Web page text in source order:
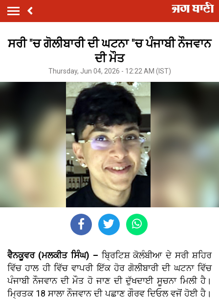
ਸਰੀ ''ਚ ਗੋਲੀਬਾਰੀ ਦੀ ਘਟਨਾ ''ਚ ਪੰਜਾਬੀ ਨੌਜਵਾਨ
ਦੀ ਮੌਤ
Thursday, Jun 04, 2026 - 12:22 AM (IST)
ਵੈਨਕੂਵਰ (ਮਲਕੀਤ ਸਿੰਘ) – ਬ੍ਰਿਟਿਸ਼ ਕੋਲੰਬੀਆ ਦੇ ਸਰੀ ਸ਼ਹਿਰ
ਵਿੱਚ ਹਾਲ ਹੀ ਵਿੱਚ ਵਾਪਰੀ ਇੱਕ ਹੋਰ ਗੋਲੀਬਾਰੀ ਦੀ ਘਟਨਾ ਵਿੱਚ
ਪੰਜਾਬੀ ਨੌਜਵਾਨ ਦੀ ਮੌਤ ਹੋ ਜਾਣ ਦੀ ਦੁੱਖਦਾਈ ਸੂਚਨਾ ਮਿਲੀ ਹੈ।
ਮ੍ਰਿਤਕ 18 ਸਾਲਾ ਨੌਜਵਾਨ ਦੀ ਪਛਾਣ ਗੌਰਵ ਦਿਓਲ ਵਜੋਂ ਹੋਈ ਹੈ।